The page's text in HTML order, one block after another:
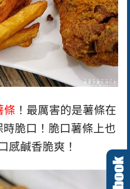
條 ！最厲害的是薯條在
脆口！脆口薯條上也
感鹹香脆爽！